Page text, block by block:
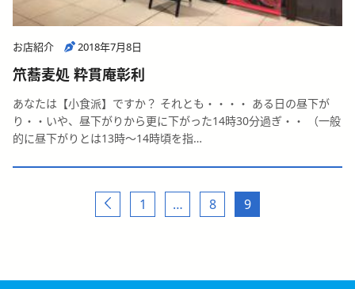
お店紹介 2018年7月8日
笊蕎麦処 粋貫庵彰利
あなたは【小食派】ですか？ それとも・・・・ ある日の昼下が
り・・いや、昼下がりから更に下がった14時30分過ぎ・・ （一般
的に昼下がりとは13時～14時頃を指…
1 … 8 9